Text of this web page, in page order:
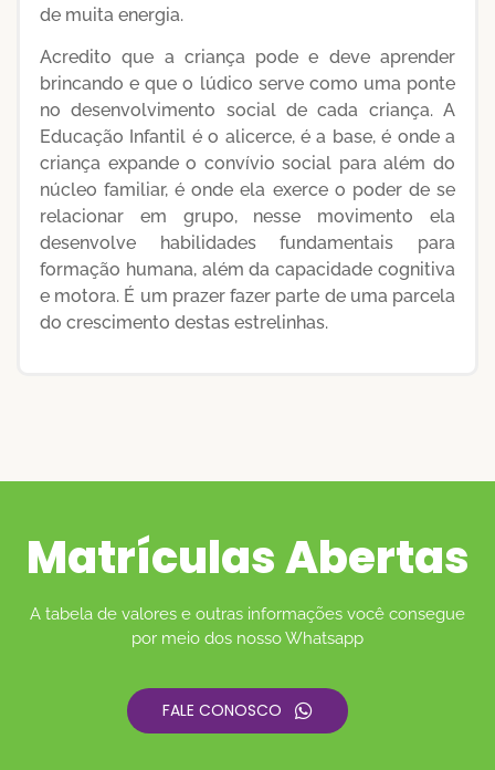
de muita energia.
Acredito que a criança pode e deve aprender
brincando e que o lúdico serve como uma ponte
no desenvolvimento social de cada criança. A
Educação Infantil é o alicerce, é a base, é onde a
criança expande o convívio social para além do
núcleo familiar, é onde ela exerce o poder de se
relacionar em grupo, nesse movimento ela
desenvolve habilidades fundamentais para
formação humana, além da capacidade cognitiva
e motora. É um prazer fazer parte de uma parcela
do crescimento destas estrelinhas.
Matrículas Abertas
A tabela de valores e outras informações você consegue
por meio dos nosso Whatsapp
FALE CONOSCO